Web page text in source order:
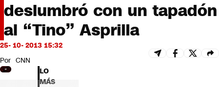
Cultura
Servicios
Bits
CNN tiempo
Futuro 360
Opinión
deslumbró con un tapadón
al “Tino” Asprilla
25- 10- 2013 15:32
Por CNN
LO
MÁS